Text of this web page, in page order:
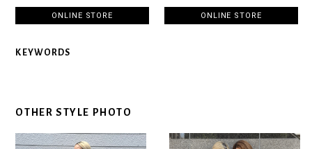
ONLINE STORE ONLINE STORE
KEYWORDS
OTHER STYLE PHOTO